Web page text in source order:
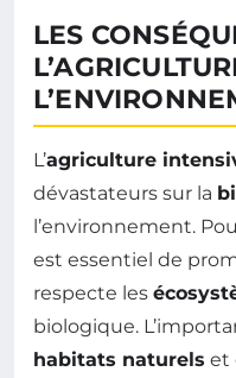
LES
L’agriculture
dévastateurs sur la
l’environnement.
est essentiel de
respecte les
biologique.
habitats naturels et